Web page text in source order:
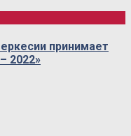
принимает
2022»